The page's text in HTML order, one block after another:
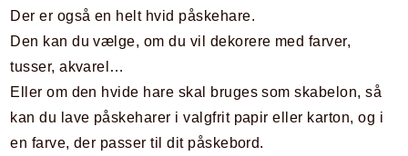
Der er også en helt hvid påskehare.
Den kan du vælge, om du vil dekorere med farver,
tusser, akvarel…
Eller om den hvide hare skal bruges som skabelon, så
kan du lave påskeharer i valgfrit papir eller karton, og i
en farve, der passer til dit påskebord.